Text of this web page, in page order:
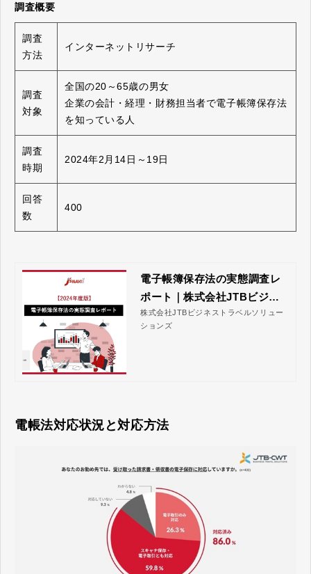
調査概要
調査
方法
インターネットリサーチ
調査
対象
全国の20～65歳の男女
企業の会計・経理・財務担当者で電子帳簿保存法
を知っている人
調査
時期
2024年2月14日～19日
回答
数
400
電子帳簿保存法の実態調査レ
ポート｜株式会社JTBビジネ
ストラベルソリューションズ
株式会社JTBビジネストラベルソリュー
ションズ
電帳法対応状況と対応方法